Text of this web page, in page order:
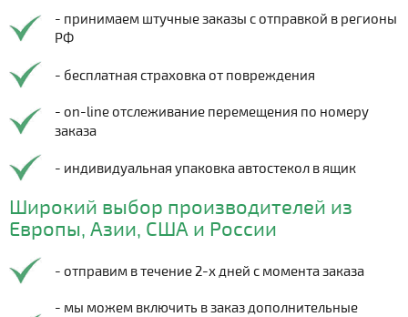
- принимаем штучные заказы с отправкой в регионы
РФ
- бесплатная страховка от повреждения
- on-line отслеживание перемещения по номеру
заказа
- индивидуальная упаковка автостекол в ящик
Широкий выбор производителей из
Европы, Азии, США и России
- отправим в течение 2-х дней с момента заказа
- мы можем включить в заказ дополнительные